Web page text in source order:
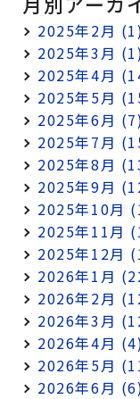
2025年2月
2025年3月
2025年4月
2025年5月
2025年6月
2025年7月
2025年8月
2025年9月
2025年10月
2025年11月
2025年12月
2026年1月
2026年2月
2026年3月
2026年4月
2026年5月
2026年6月